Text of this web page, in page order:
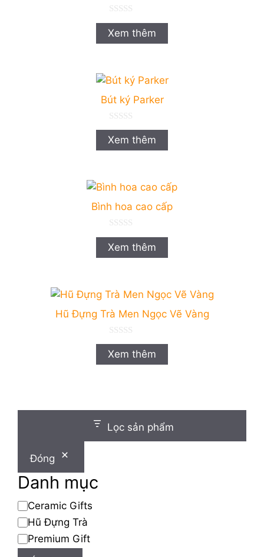
0
n
g
o
Xem thêm
Bút ký Parker
0
n
g
o
Xem thêm
Bình hoa cao cấp
0
n
g
o
Xem thêm
Hũ Đựng Trà Men Ngọc Vẽ Vàng
0
n
g
o
Xem thêm
Lọc sản phẩm
Đóng
Danh mục
Danh
mục
Ceramic Gifts
Hũ Đựng Trà
Premium Gift